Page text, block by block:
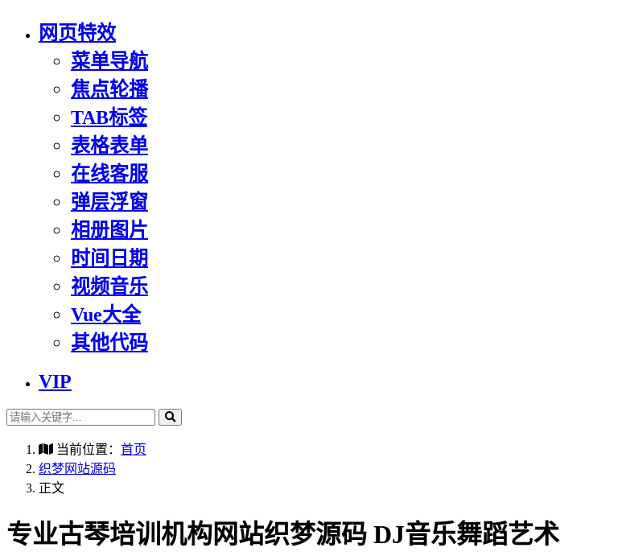
网页特效
菜单导航
焦点轮播
TAB标签
表格表单
在线客服
弹层浮窗
相册图片
时间日期
视频音乐
Vue大全
其他代码
VIP
当前位置： 首页
织梦网站源码
正文
专业古琴培训机构网站织梦源码 DJ音乐舞蹈艺术